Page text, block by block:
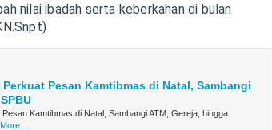
nilai ibadah serta keberkahan di bulan
Pesan Kamtibmas di Natal, Sambangi
Kamtibmas di Natal, Sambangi ATM, Gereja, hingga